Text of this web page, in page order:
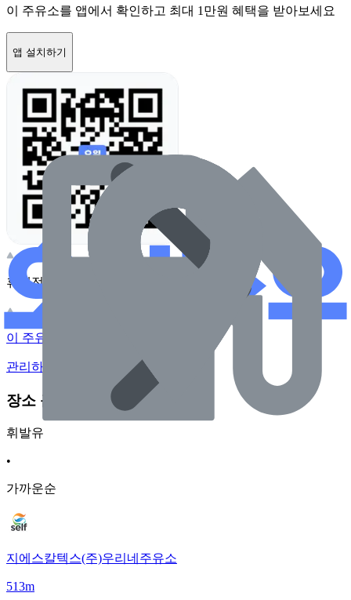
이 주유소를 앱에서 확인하고 최대 1만원 혜택을 받아보세요
앱 설치하기
휴대전화 카메라로 찍어보세요
이 주유소의 사장님이신가요?
관리하기
장소 근처 주유소
휘발유
•
가까운순
지에스칼텍스(주)우리네주유소
513m